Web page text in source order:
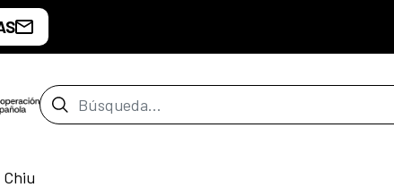
Barra de búsqueda